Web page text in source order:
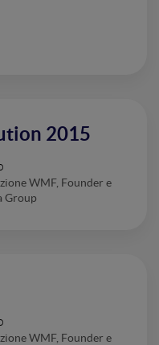
2015
WMF, Founder e
Group
WMF, Founder e